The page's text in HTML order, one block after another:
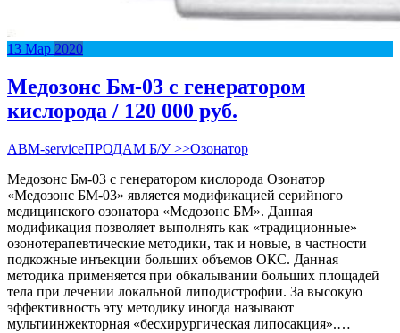
13 Мар 2020
Медозонс Бм-03 с генератором
кислорода / 120 000 руб.
АВM-serviceПРОДАМ Б/У >>Озонатор
Медозонс Бм-03 с генератором кислорода Озонатор
«Медозонс БМ-03» является модификацией серийного
медицинского озонатора «Медозонс БМ». Данная
модификация позволяет выполнять как «традиционные»
озонотерапевтические методики, так и новые, в частности
подкожные инъекции больших объемов ОКС. Данная
методика применяется при обкалывании больших площадей
тела при лечении локальной липодистрофии. За высокую
эффективность эту методику иногда называют
мультиинжекторная «бесхирургическая липосакция».…